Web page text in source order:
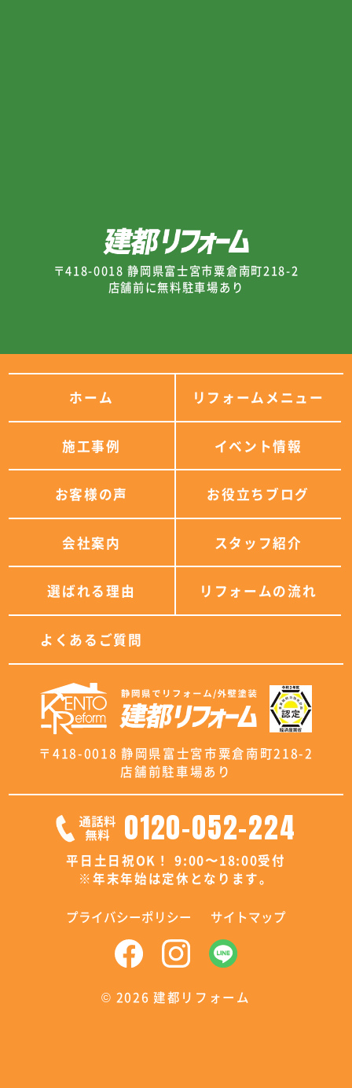
〒418-0018 静岡県富士宮市粟倉南町218-2
店舗前に無料駐車場あり
ホーム リフォームメニュー
施工事例 イベント情報
お客様の声 お役立ちブログ
会社案内 スタッフ紹介
選ばれる理由 リフォームの流れ
よくあるご質問
〒418-0018 静岡県富士宮市粟倉南町218-2
店舗前駐車場あり
0120-052-224
平日土日祝OK！ 9:00〜18:00受付
※年末年始は定休となります。
プライバシーポリシー サイトマップ
© 2026 建都リフォーム